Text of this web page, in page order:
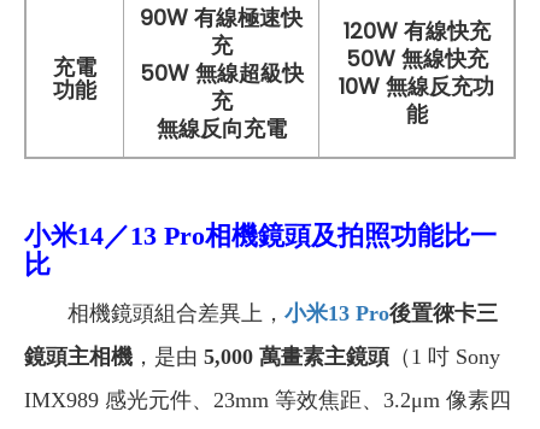
充電
功能
90W 有線極速快
充
50W 無線超級快
充
無線反向充電
120W 有線快充
50W 無線快充
10W 無線反充功
能
小米14／13 Pro相機鏡頭及拍照功能比一
比
相機鏡頭組合差異上， 小米13 Pro後置徠卡三
鏡頭主相機 ，是由 5,000 萬畫素主鏡頭（1 吋 Sony
IMX989 感光元件、23mm 等效焦距、3.2μm 像素四